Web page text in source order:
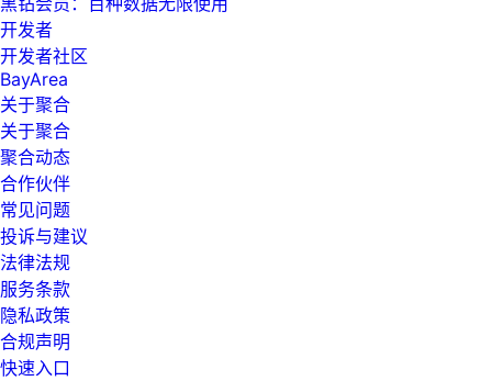
开发者
开发者社区
BayArea
关于聚合
关于聚合
聚合动态
合作伙伴
常见问题
投诉与建议
法律法规
服务条款
隐私政策
合规声明
快速入口